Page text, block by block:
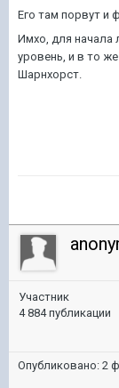
Его там порвут и
Имхо, для начала
уровень, и в то
Шарнхорст.
Участник
4 884 публикации
Опубликовано: 2